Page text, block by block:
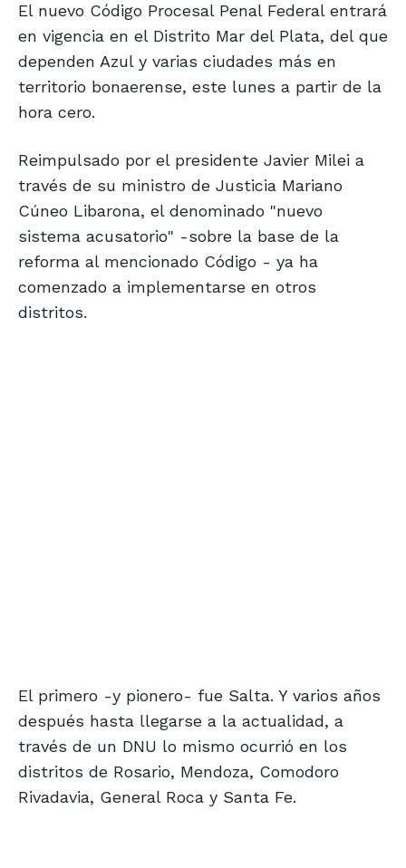
El nuevo Código Procesal Penal Federal entrará
en vigencia en el Distrito Mar del Plata, del que
dependen Azul y varias ciudades más en
territorio bonaerense, este lunes a partir de la
hora cero.
Reimpulsado por el presidente Javier Milei a
través de su ministro de Justicia Mariano
Cúneo Libarona, el denominado "nuevo
sistema acusatorio" -sobre la base de la
reforma al mencionado Código - ya ha
comenzado a implementarse en otros
distritos.
El primero -y pionero- fue Salta. Y varios años
después hasta llegarse a la actualidad, a
través de un DNU lo mismo ocurrió en los
distritos de Rosario, Mendoza, Comodoro
Rivadavia, General Roca y Santa Fe.